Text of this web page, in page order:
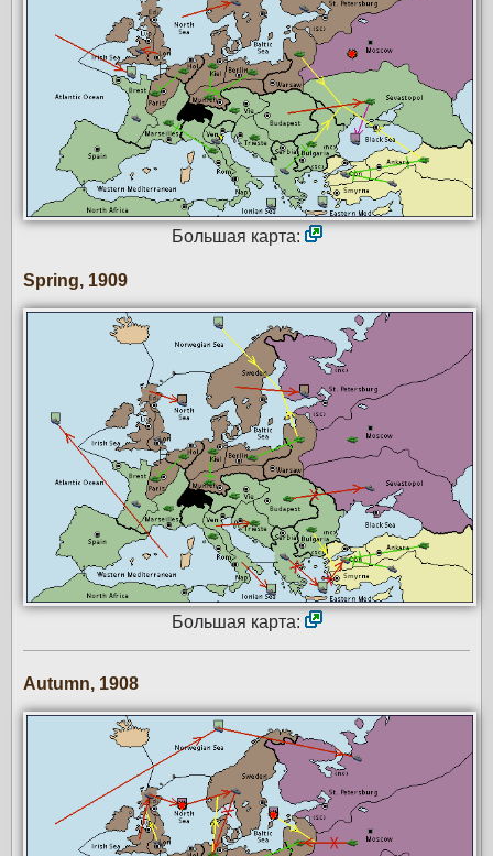
Большая карта:
Spring, 1909
Большая карта:
Autumn, 1908